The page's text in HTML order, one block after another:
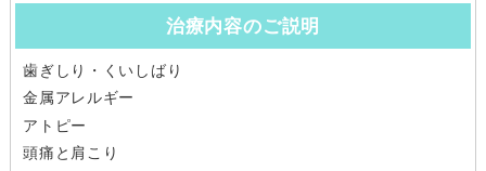
治療内容のご説明
歯ぎしり・くいしばり
金属アレルギー
アトピー
頭痛と肩こり